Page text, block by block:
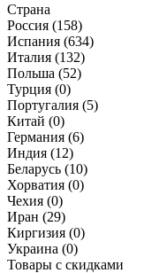
Страна
Россия (158)
Испания (634)
Италия (132)
Польша (52)
Турция (0)
Португалия (5)
Китай (0)
Германия (6)
Индия (12)
Беларусь (10)
Хорватия (0)
Чехия (0)
Иран (29)
Киргизия (0)
Украина (0)
Товары с скидками